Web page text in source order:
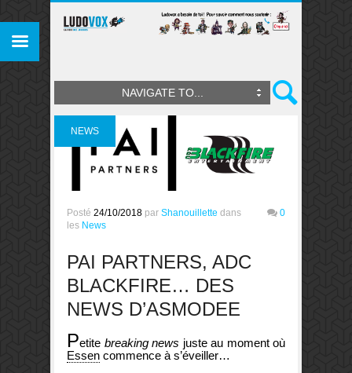
NAVIGATE TO...
NEWS
Posté 24/10/2018 par Shanouillette dans
les News
0
PAI PARTNERS, ADC
BLACKFIRE… DES
NEWS D’ASMODEE
Petite breaking news juste au moment où
Essen commence à s’éveiller…